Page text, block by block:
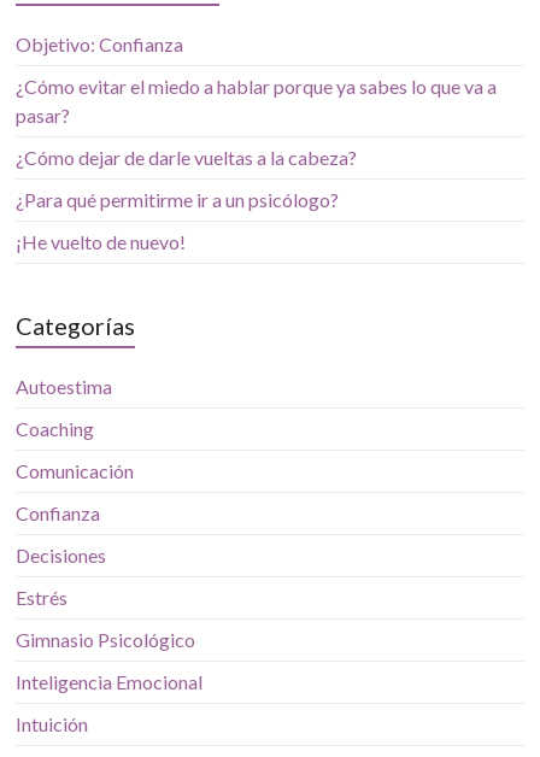
Objetivo: Confianza
¿Cómo evitar el miedo a hablar porque ya sabes lo que va a
pasar?
¿Cómo dejar de darle vueltas a la cabeza?
¿Para qué permitirme ir a un psicólogo?
¡He vuelto de nuevo!
Categorías
Autoestima
Coaching
Comunicación
Confianza
Decisiones
Estrés
Gimnasio Psicológico
Inteligencia Emocional
Intuición